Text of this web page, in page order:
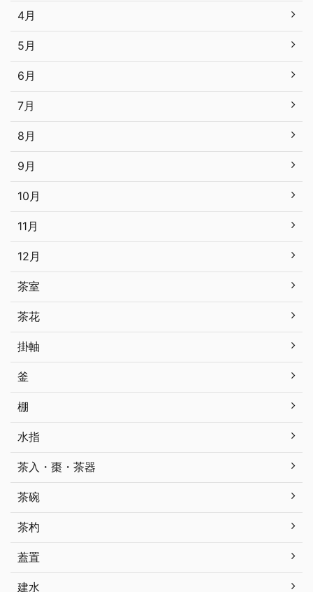
4月
5月
6月
7月
8月
9月
10月
11月
12月
茶室
茶花
掛軸
釜
棚
水指
茶入・棗・茶器
茶碗
茶杓
蓋置
建水